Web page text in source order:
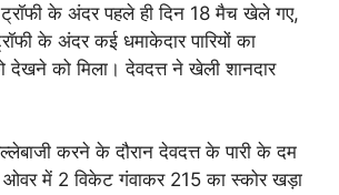
के अंदर पहले ही दिन 18 मैच खेले गए,
के अंदर कई धमाकेदार पारियों का
देखने को मिला। देवदत्त ने खेली शानदार
करने के दौरान देवदत्त के पारी के दम
में 2 विकेट गंवाकर 215 का स्कोर खड़ा